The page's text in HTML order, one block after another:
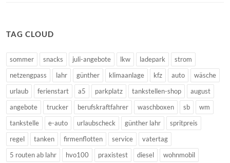
TAG CLOUD
sommer snacks juli-angebote lkw ladepark
strom
netzengpass
lahr günther klimaanlage kfz auto
wäsche
urlaub
ferienstart a5 parkplatz tankstellen-shop
august
angebote
trucker berufskraftfahrer waschboxen sb
wm
tankstelle
e-auto urlaubscheck günther lahr
spritpreis
regel
tanken firmenflotten service
vatertag
5 routen ab lahr
hvo100 praxistest diesel wohnmobil